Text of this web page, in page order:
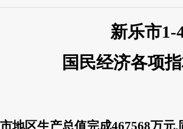
新乐市1-
国民经济各项
地区生产总值完成467568万元,